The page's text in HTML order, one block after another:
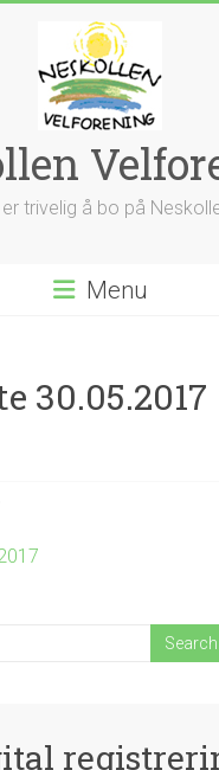
trivelig å bo på
Menu
30.05.2017